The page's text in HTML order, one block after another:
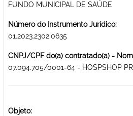
FUNDO MUNICIPAL DE SAÚDE
Número do Instrumento Jurídico:
01.2023.2302.0635
CNPJ/CPF do(a) contratado(a) -
07.094.705/0001-64 - HOSPSHOP
Objeto: